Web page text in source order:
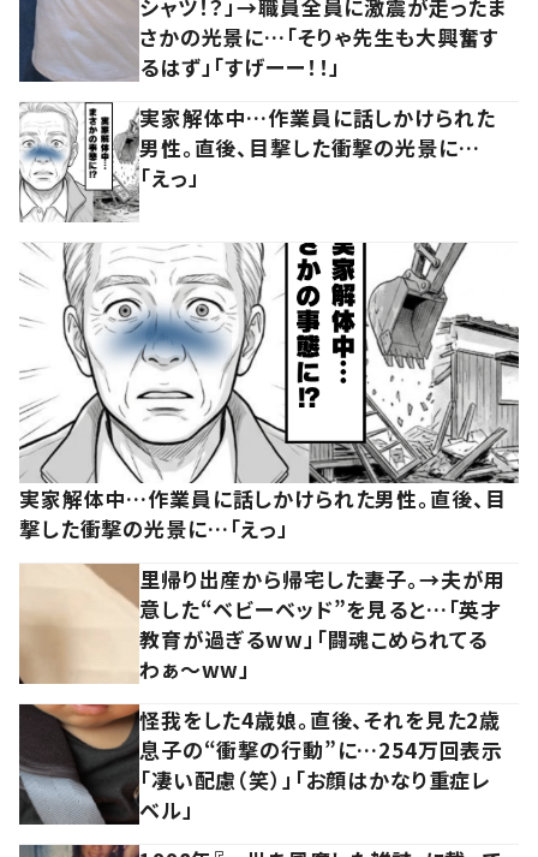
シャツ！？」→職員全員に激震が走ったま
さかの光景に…「そりゃ先生も大興奮す
るはず」「すげーー！！」
実家解体中…作業員に話しかけられた
男性。直後、目撃した衝撃の光景に…
「えっ」
実家解体中…作業員に話しかけられた男性。直後、目
撃した衝撃の光景に…「えっ」
里帰り出産から帰宅した妻子。→夫が用
意した“ベビーベッド”を見ると…「英才
教育が過ぎるww」「闘魂こめられてる
わぁ～ww」
怪我をした4歳娘。直後、それを見た2歳
息子の“衝撃の行動”に…254万回表示
「凄い配慮（笑）」「お顔はかなり重症レ
ベル」